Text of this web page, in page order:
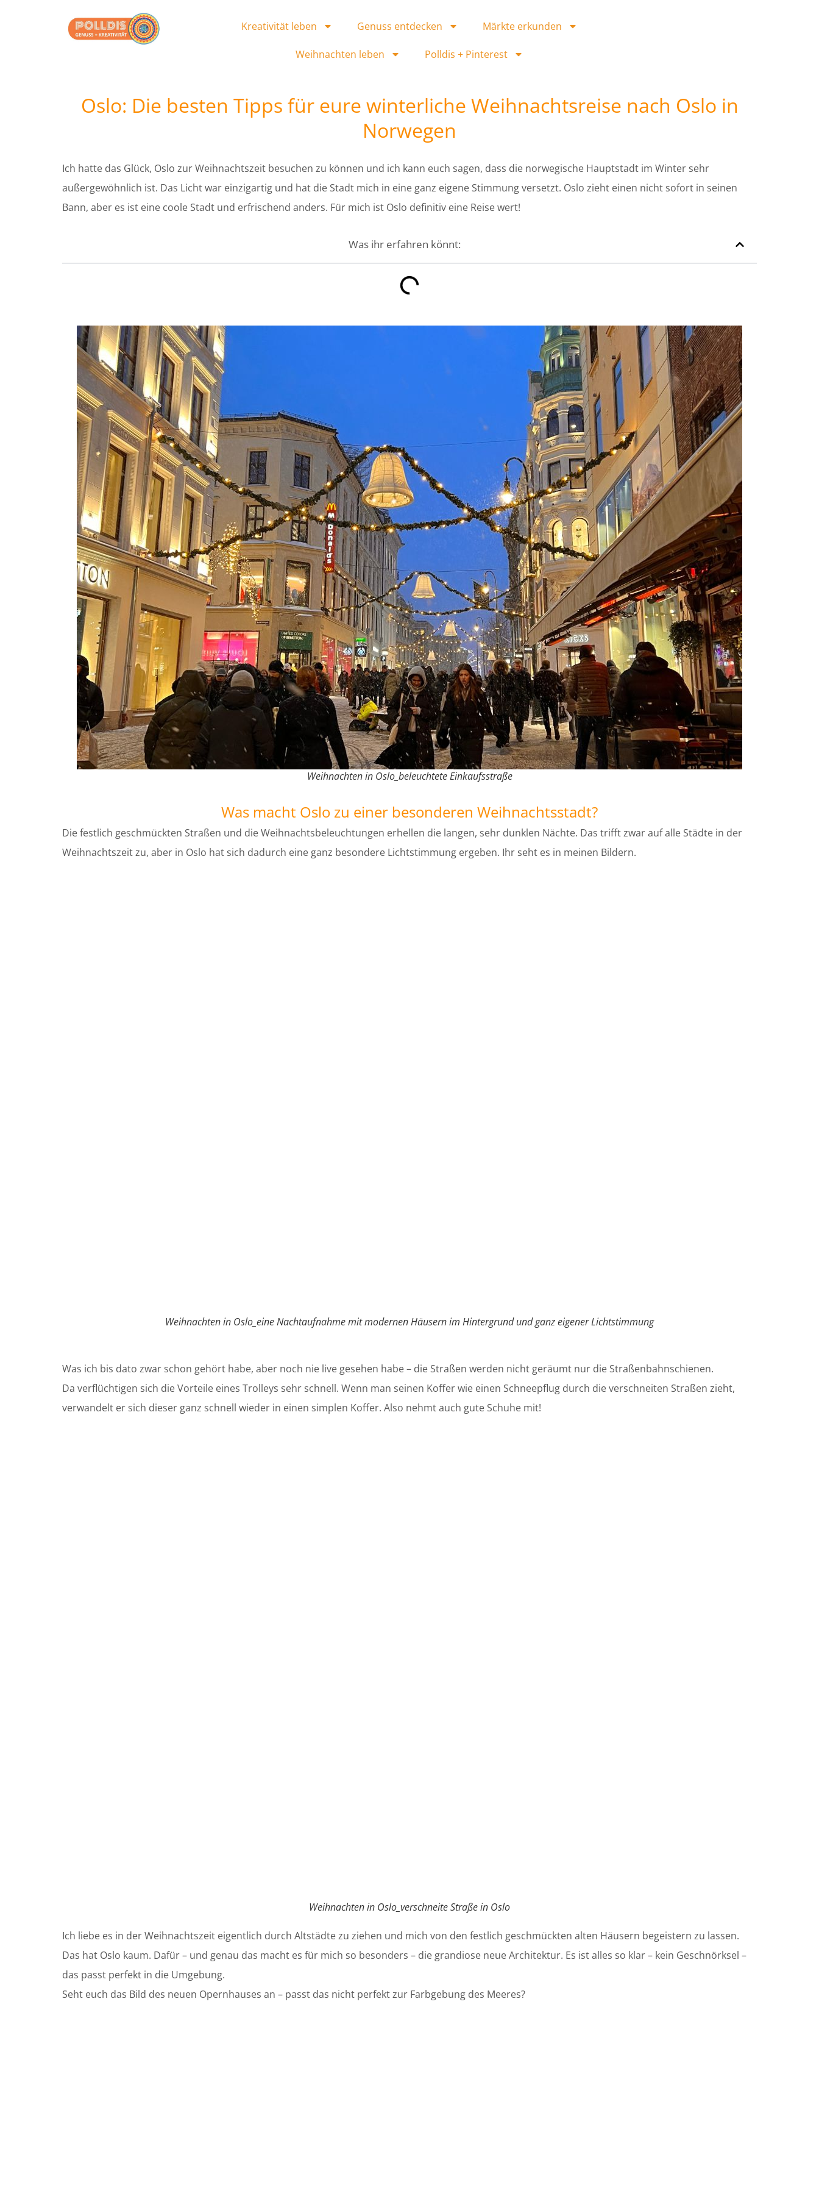
Kreativität leben Genuss entdecken Märkte erkunden
Weihnachten leben Polldis + Pinterest
Oslo: Die besten Tipps für eure winterliche Weihnachtsreise nach Oslo in
Norwegen
Ich hatte das Glück, Oslo zur Weihnachtszeit besuchen zu können und ich kann euch sagen, dass die norwegische Hauptstadt im Winter sehr
außergewöhnlich ist. Das Licht war einzigartig und hat die Stadt mich in eine ganz eigene Stimmung versetzt. Oslo zieht einen nicht sofort in seinen
Bann, aber es ist eine coole Stadt und erfrischend anders. Für mich ist Oslo definitiv eine Reise wert!
Was ihr erfahren könnt:
Weihnachten in Oslo_beleuchtete Einkaufsstraße
Was macht Oslo zu einer besonderen Weihnachtsstadt?
Die festlich geschmückten Straßen und die Weihnachtsbeleuchtungen erhellen die langen, sehr dunklen Nächte. Das trifft zwar auf alle Städte in der
Weihnachtszeit zu, aber in Oslo hat sich dadurch eine ganz besondere Lichtstimmung ergeben. Ihr seht es in meinen Bildern.
Weihnachten in Oslo_eine Nachtaufnahme mit modernen Häusern im Hintergrund und ganz eigener Lichtstimmung
Was ich bis dato zwar schon gehört habe, aber noch nie live gesehen habe – die Straßen werden nicht geräumt nur die Straßenbahnschienen.
Da verflüchtigen sich die Vorteile eines Trolleys sehr schnell. Wenn man seinen Koffer wie einen Schneepflug durch die verschneiten Straßen zieht,
verwandelt er sich dieser ganz schnell wieder in einen simplen Koffer. Also nehmt auch gute Schuhe mit!
Weihnachten in Oslo_verschneite Straße in Oslo
Ich liebe es in der Weihnachtszeit eigentlich durch Altstädte zu ziehen und mich von den festlich geschmückten alten Häusern begeistern zu lassen.
Das hat Oslo kaum. Dafür – und genau das macht es für mich so besonders – die grandiose neue Architektur. Es ist alles so klar – kein Geschnörksel –
das passt perfekt in die Umgebung.
Seht euch das Bild des neuen Opernhauses an – passt das nicht perfekt zur Farbgebung des Meeres?